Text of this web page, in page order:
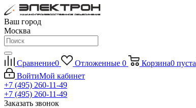
Ваш город
Москва
Сравнение0 Отложенные 0 Корзина0 пуста
ВойтиМой кабинет
+7 (495) 260-11-49
+7 (495) 260-11-49
Заказать звонок